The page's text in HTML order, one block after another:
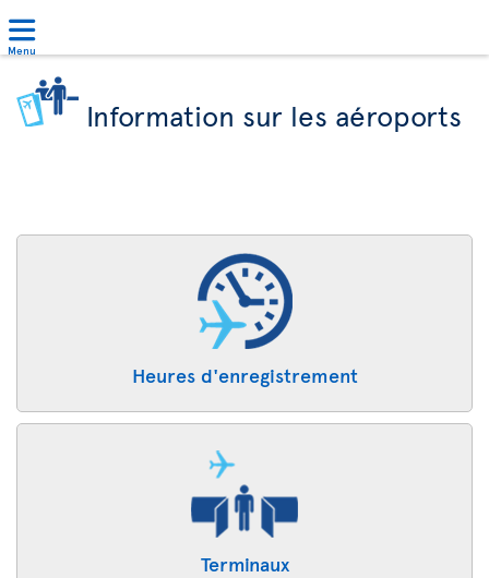
Menu
Information sur les aéroports
Heures d'enregistrement
Terminaux